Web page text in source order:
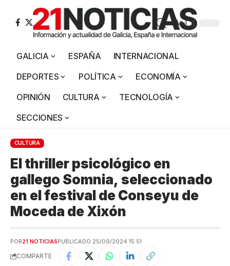
Aa
GALICIA ESPAÑA
INTERNACIONAL
DEPORTES
POLÍTICA
ECONOMÍA
OPINIÓN
CULTURA
TECNOLOGÍA
SECCIONES
CULTURA
El thriller psicológico en
gallego Somnia, seleccionado
en el festival de Conseyu de
Moceda de Xixón
POR21 NOTICIASPUBLICADO 25/09/2024 15:51
COMPARTE